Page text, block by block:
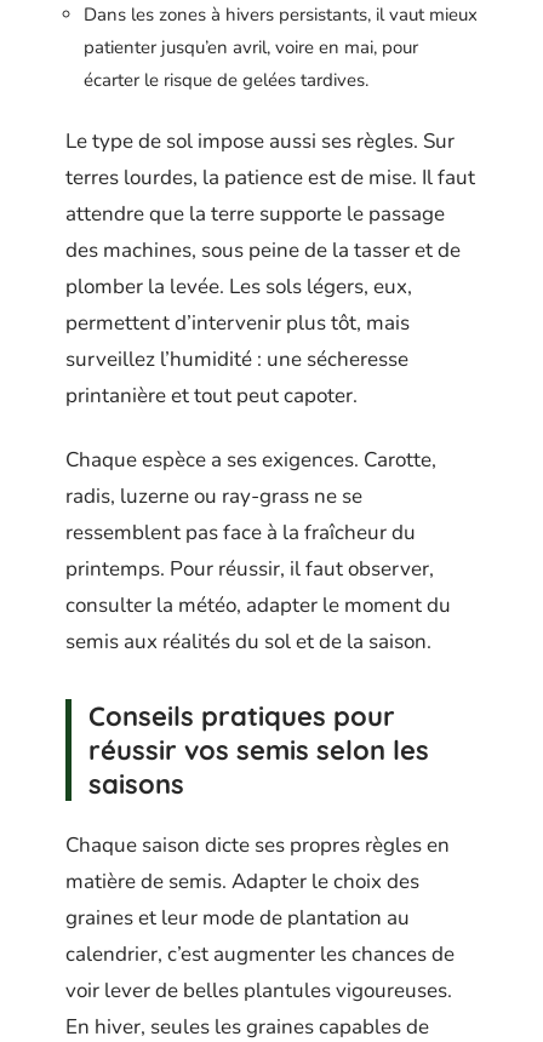
Dans les zones à hivers persistants, il vaut mieux
patienter jusqu’en avril, voire en mai, pour
écarter le risque de gelées tardives.
Le type de sol impose aussi ses règles. Sur
terres lourdes, la patience est de mise. Il faut
attendre que la terre supporte le passage
des machines, sous peine de la tasser et de
plomber la levée. Les sols légers, eux,
permettent d’intervenir plus tôt, mais
surveillez l’humidité : une sécheresse
printanière et tout peut capoter.
Chaque espèce a ses exigences. Carotte,
radis, luzerne ou ray-grass ne se
ressemblent pas face à la fraîcheur du
printemps. Pour réussir, il faut observer,
consulter la météo, adapter le moment du
semis aux réalités du sol et de la saison.
Conseils pratiques pour
réussir vos semis selon les
saisons
Chaque saison dicte ses propres règles en
matière de semis. Adapter le choix des
graines et leur mode de plantation au
calendrier, c’est augmenter les chances de
voir lever de belles plantules vigoureuses.
En hiver, seules les graines capables de